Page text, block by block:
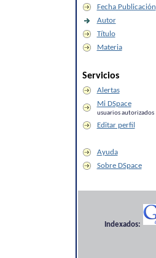
Fecha Publicación
Autor
Título
Materia
Servicios
Alertas
Mi DSpace
usuarios autorizados
Editar perfil
Ayuda
Sobre DSpace
Indexados: